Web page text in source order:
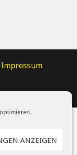
ANZEIGEN
Impressum